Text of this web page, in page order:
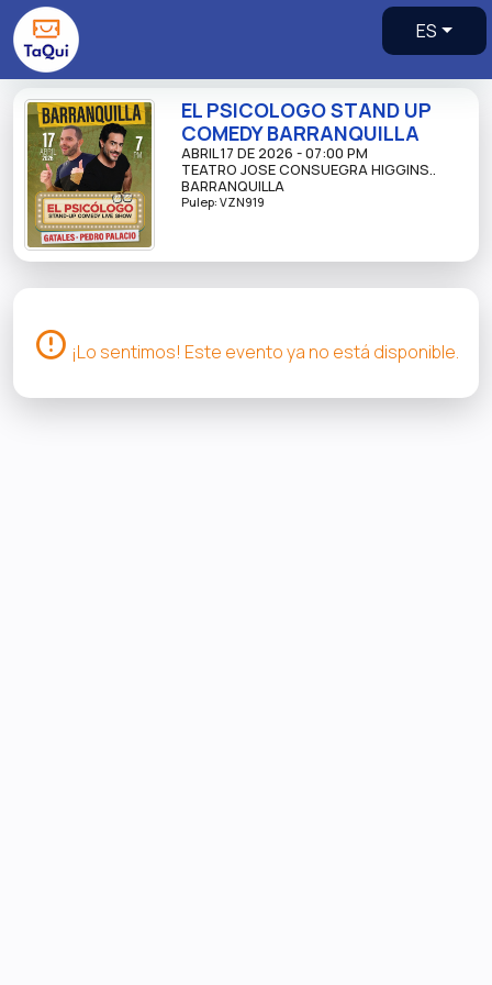
ES
EL PSICOLOGO STAND UP
COMEDY BARRANQUILLA
ABRIL 17 DE 2026 - 07:00 PM
TEATRO JOSE CONSUEGRA HIGGINS..
BARRANQUILLA
Pulep: VZN919
¡Lo sentimos! Este evento ya no está disponible.